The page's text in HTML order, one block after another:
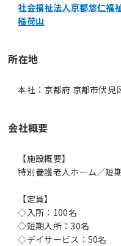
社会福祉法人京都悠仁
稲荷山
所在地
本社：京都府 京都市伏見
会社概要
【施設概要】
特別養護老人ホーム／短
【定員】
◇入所：100名
◇短期入所：30名
◇デイサービス：50名